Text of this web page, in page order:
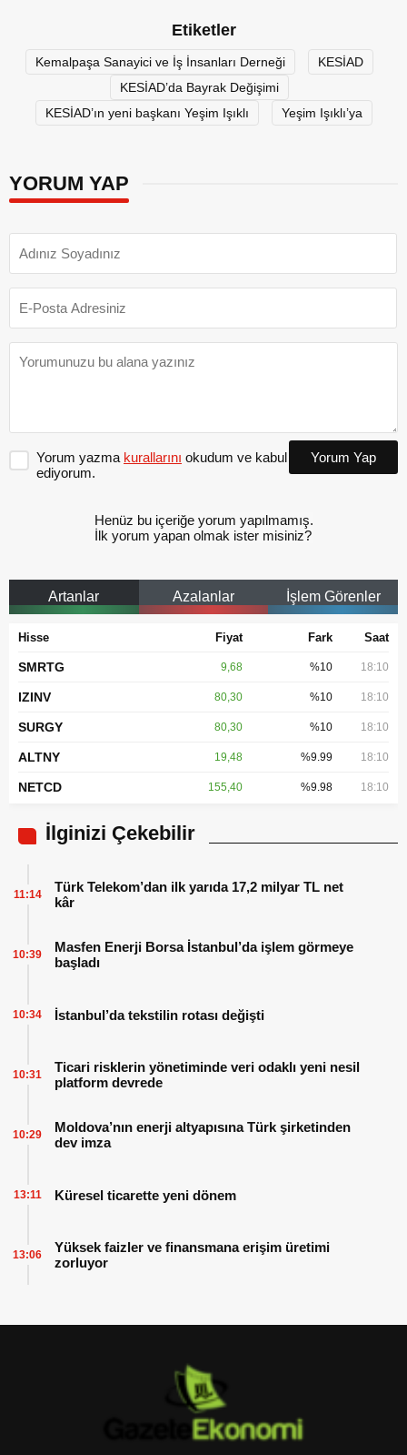
Etiketler
Kemalpaşa Sanayici ve İş İnsanları Derneği
KESİAD
KESİAD’da Bayrak Değişimi
KESİAD’ın yeni başkanı Yeşim Işıklı
Yeşim Işıklı’ya
YORUM YAP
Yorum yazma kurallarını okudum ve kabul
ediyorum.
Yorum Yap
Henüz bu içeriğe yorum yapılmamış.
İlk yorum yapan olmak ister misiniz?
Artanlar Azalanlar İşlem Görenler
Hisse Fiyat Fark Saat
SMRTG 9,68 %10 18:10
IZINV 80,30 %10 18:10
SURGY 80,30 %10 18:10
ALTNY 19,48 %9.99 18:10
NETCD 155,40 %9.98 18:10
İlginizi Çekebilir
Türk Telekom’dan ilk yarıda 17,2 milyar TL net
kâr
11:14
Masfen Enerji Borsa İstanbul’da işlem görmeye
başladı
10:39
İstanbul’da tekstilin rotası değişti
10:34
Ticari risklerin yönetiminde veri odaklı yeni nesil
platform devrede
10:31
Moldova’nın enerji altyapısına Türk şirketinden
dev imza
10:29
Küresel ticarette yeni dönem
13:11
Yüksek faizler ve finansmana erişim üretimi
zorluyor
13:06